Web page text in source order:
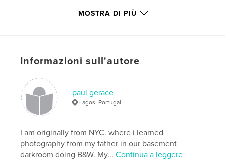
Funzionalità e dettagli
Formato del progetto:Quadrato piccolo, 18×18 cm
ISBN
Copertina morbida: 9781389768422
Data di pubblicazione:
LinguaEnglish
Parole chiave
sloth , costa rica , pura vida , rain forest
MOSTRA DI PIÙ
Informazioni sull'autore
paul gerace
Lagos, Portugal
I am originally from NYC. where i learned
photography from my father in our basement
darkroom doing B&W. My...Continua a leggere